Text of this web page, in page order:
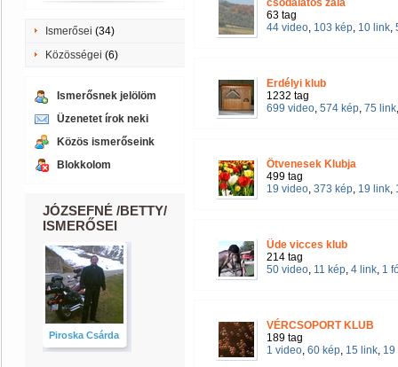
Ismerősei (34)
Közösségei (6)
Ismerősnek jelölöm
Üzenetet írok neki
Közös ismerőseink
Blokkolom
JÓZSEFNÉ /BETTY/
ISMERŐSEI
Piroska Csárda
csodálatos zala
63 tag
44 video, 103 kép, 10 link,
Erdélyi klub
1232 tag
699 video, 574 kép, 75 link
Ötvenesek Klubja
499 tag
19 video, 373 kép, 19 link,
Üde vicces klub
214 tag
50 video, 11 kép, 4 link, 1
VÉRCSOPORT KLUB
189 tag
1 video, 60 kép, 15 link, 19